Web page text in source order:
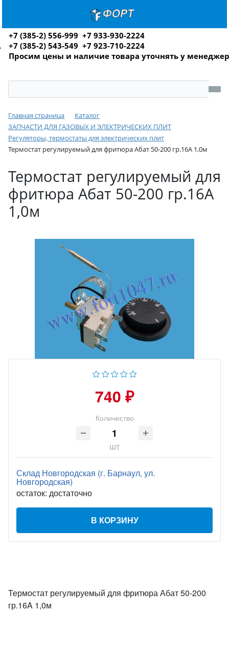
+7 (385-2) 556-999 +7 933-930-2224
+7 (385-2) 543-549 +7 923-710-2224
Просим цены и наличие товара уточнять у
Главная страница
Каталог
ЗАПЧАСТИ ДЛЯ ГАЗОВЫХ И ЭЛЕКТРИЧЕСКИХ ПЛИТ
Регуляторы, термостаты для электрических плит
Термостат регулируемый для фритюра Абат 50-200 гр.16A 1,0м
Термостат регулируемый для
фритюра Абат 50-200 гр.16A
1,0м
740 ₽
Количество
шт
Склад Новгородская (г. Барнаул, ул.
Новгородская)
остаток: достаточно
В КОРЗИНУ
Термостат регулируемый для фритюра Абат 50-200
гр.16A 1,0м